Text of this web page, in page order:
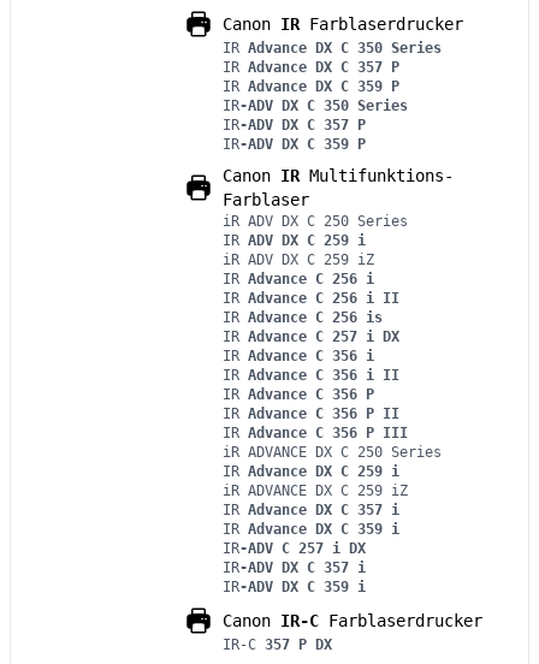
Canon IR Farblaserdrucker
IR Advance DX C 350 Series
IR Advance DX C 357 P
IR Advance DX C 359 P
IR-ADV DX C 350 Series
IR-ADV DX C 357 P
IR-ADV DX C 359 P
Canon IR Multifunktions-
Farblaser
iR ADV DX C 250 Series
IR ADV DX C 259 i
iR ADV DX C 259 iZ
IR Advance C 256 i
IR Advance C 256 i II
IR Advance C 256 is
IR Advance C 257 i DX
IR Advance C 356 i
IR Advance C 356 i II
IR Advance C 356 P
IR Advance C 356 P II
IR Advance C 356 P III
iR ADVANCE DX C 250 Series
IR Advance DX C 259 i
iR ADVANCE DX C 259 iZ
IR Advance DX C 357 i
IR Advance DX C 359 i
IR-ADV C 257 i DX
IR-ADV DX C 357 i
IR-ADV DX C 359 i
Canon IR-C Farblaserdrucker
IR-C 357 P DX